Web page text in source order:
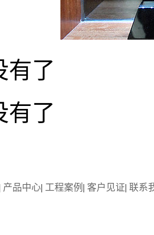
有了
有了
产品中心| 工程案例 | 客户见证| 联系